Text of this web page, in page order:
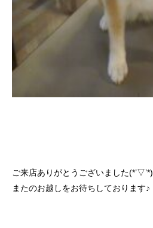
ご来店ありがとうございました(*’▽’*)
またのお越しをお待ちしております♪